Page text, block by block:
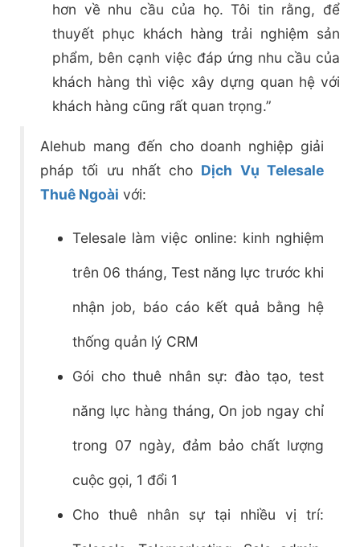
hơn về nhu cầu của họ. Tôi tin rằng, để
thuyết phục khách hàng trải nghiệm sản
phẩm, bên cạnh việc đáp ứng nhu cầu của
khách hàng thì việc xây dựng quan hệ với
khách hàng cũng rất quan trọng.”
Alehub mang đến cho doanh nghiệp giải
pháp tối ưu nhất cho Dịch Vụ Telesale
Thuê Ngoài với:
Telesale làm việc online: kinh nghiệm
trên 06 tháng, Test năng lực trước khi
nhận job, báo cáo kết quả bằng hệ
thống quản lý CRM
Gói cho thuê nhân sự: đào tạo, test
năng lực hàng tháng, On job ngay chỉ
trong 07 ngày, đảm bảo chất lượng
cuộc gọi, 1 đổi 1
Cho thuê nhân sự tại nhiều vị trí: